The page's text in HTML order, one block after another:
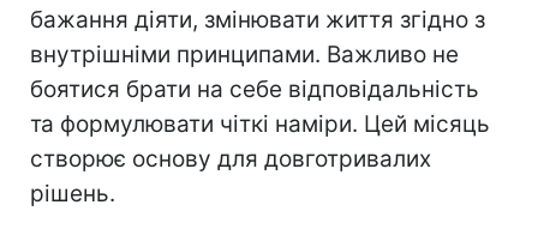
бажання діяти, змінювати життя згідно з
внутрішніми принципами. Важливо не
боятися брати на себе відповідальність
та формулювати чіткі наміри. Цей місяць
створює основу для довготривалих
рішень.